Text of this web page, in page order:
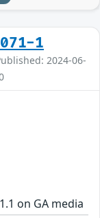
1
2024-06-
on GA media